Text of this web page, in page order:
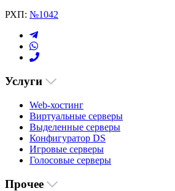
РХП: №1042
Услуги
Web-хостинг
Виртуальные серверы
Выделенные серверы
Конфигуратор DS
Игровые серверы
Голосовые серверы
Прочее